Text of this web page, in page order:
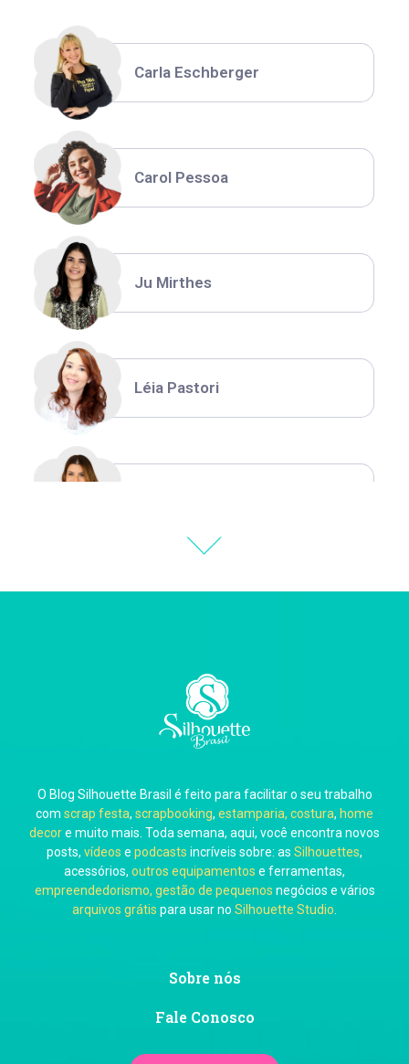
Carla Eschberger
Carol Pessoa
Ju Mirthes
Léia Pastori
Carla Eschberger
Carol Pessoa
Ju Mirthes
O Blog Silhouette Brasil é feito para facilitar o seu trabalho
com scrap festa, scrapbooking, estamparia, costura, home
decore muito mais. Toda semana, aqui, você encontra novos
posts, vídeos e podcasts incríveis sobre: as Silhouettes,
acessórios, outros equipamentos e ferramentas,
empreendedorismo, gestão de pequenos negócios e vários
arquivos grátis para usar no Silhouette Studio
Sobre nós
Fale Conosco